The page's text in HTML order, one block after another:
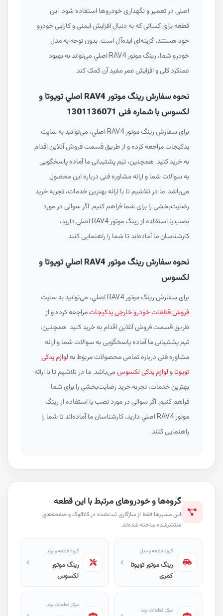
اصلی در تعمیر و نگهداری خودروها استفاده شود. این
قطعه برای کسانی که به دنبال افزایش ایمنی و کارایی خودرو
خود هستند، گزینه‌ای ایده‌آل است. بدون توجه به مدل
خودرو شما، رينگ موتور RAV4 اصلي می‌تواند به بهبود
عملکرد کلی و افزایش عمر مفید آن کمک کند.
نحوه سفارش رينگ موتور RAV4 اصلي تویوتا و
لکسوس با شماره فنی 1301136071
برای سفارش رينگ موتور RAV4 اصلي، می‌توانید به سایت
یدکیجات مراجعه کرده و از طریق قسمت فروش آنلاین اقدام
به خرید کنید. همچنین، تیم پشتیبانی ما آماده پاسخگویی
به سوالات شما و ارائه مشاوره فنی درباره این محصول
می‌باشد. ما در تلاشیم تا با ارائه بهترین خدمات، تجربه خرید
رضایت‌بخشی را برای شما فراهم کنیم. اگر سوالی در مورد
نصب یا استفاده از رينگ موتور RAV4 اصلي دارید،
کارشناسان ما آماده‌اند تا شما را راهنمایی کنند.
نحوه سفارش رينگ موتور RAV4 اصلي تویوتا و
لکسوس
برای سفارش رينگ موتور RAV4 اصلي، می‌توانید به سایت
فروش قطعات خودرو خارجی یدکیجاتمراجعه کرده و از
طریق قسمت فروش آنلاین اقدام به خرید کنید. همچنین،
تیم پشتیبانی ما آماده پاسخگویی به سوالات شما و ارائه
مشاوره فنی درباره تمامی محصولات مربوط بهلوازم یدکی
تویوتاولوازم یدکی لکسوسمی‌باشد. ما در تلاشیم تا با ارائه
بهترین خدمات، تجربه خرید رضایت‌بخشی را برای شما
فراهم کنیم. اگر سوالی در مورد نصب یا استفاده از رينگ
موتور RAV4 اصلي دارید، کارشناسان ما آماده‌اند تا شما را
راهنمایی کنند.
گروه‌ها و خودروهای مرتبط با این قطعه
این مسیرها فقط از سازگاری ثبت‌شده در کاتالوگ و صفحه‌های
منتشرشده ساخته شده‌اند.
گروه قطعه و مدل
رینگ موتور تویوتا
کمری
گروه قطعه و برند
رینگ موتور
لکسوس
مرکز قطعات برند
مرکز قطعات برند